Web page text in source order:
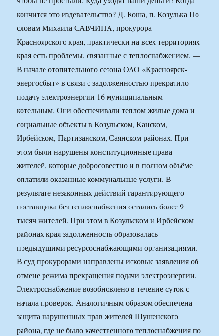
кончится это издевательство? Д. Коша, п. Козулька По
словам Михаила САВЧИНА, прокурора
Красноярского края, практически на всех территориях
края есть проблемы, связанные с теплоснабжением. —
В начале отопительного сезона ОАО «Красноярск­
энергосбыт» в связи с задолженностью прекратило
подачу электроэнергии 16 муниципальным
котельным. Они обеспечивали теплом жилые дома и
социальные объекты в Козульском, Канском,
Ирбейском, Партизанском, Саянском районах. При
этом были нарушены конституционные права
жителей, которые добросовестно и в полном объёме
оплатили оказанные коммунальные услуги. В
результате незаконных действий гарантирующего
поставщика без теплоснабжения остались более 9
тысяч жителей. При этом в Козульском и Ирбейском
районах края задолженность образовалась
предыдущими ресурсоснабжающими организациями.
В суд прокурорами направлены исковые заявления об
отмене режима прекращения подачи электроэнергии.
Электроснабжение возобновлено в течение суток с
начала проверок. Аналогичным образом обеспечена
защита нарушенных прав жителей Шушенского
района, где не было качественного теплоснабжения по